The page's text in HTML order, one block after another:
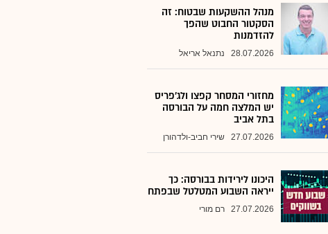
מנהל ההשקעות שבטוח: זה
הסקטור החבוט שהפך
להזדמנות
28.07.2026 נתנאל אריאל
מחזורי המסחר קפצו ולג'פריס
יש המלצה חמה על הבורסה
בתל אביב
27.07.2026 שירי חביב-ולדהורן
היכונו לירידות בבורסה: כך
ייראה השבוע המטלטל שבפתח
27.07.2026 רם מורי